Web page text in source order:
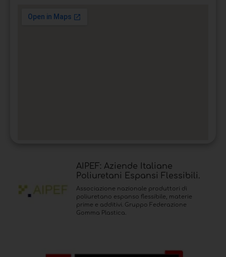
AIPEF: Aziende Italiane
Poliuretani Espansi Flessibili.
Associazione nazionale produttori di
poliuretano espanso flessibile, materie
prime e additivi. Gruppo Federazione
Gomma Plastica.